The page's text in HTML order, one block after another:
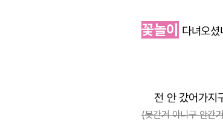
꽃놀이 다녀오셨
전 안 갔어가지
(못간거 아니구 안간